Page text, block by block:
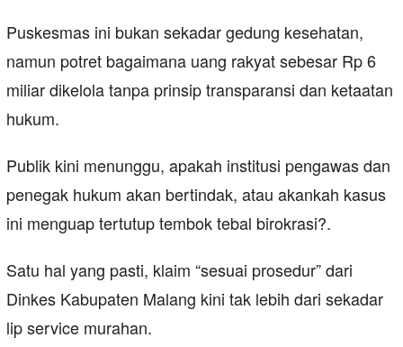
Puskesmas ini bukan sekadar gedung kesehatan,
namun potret bagaimana uang rakyat sebesar Rp 6
miliar dikelola tanpa prinsip transparansi dan ketaatan
hukum.
Publik kini menunggu, apakah institusi pengawas dan
penegak hukum akan bertindak, atau akankah kasus
ini menguap tertutup tembok tebal birokrasi?.
Satu hal yang pasti, klaim “sesuai prosedur” dari
Dinkes Kabupaten Malang kini tak lebih dari sekadar
lip service murahan.